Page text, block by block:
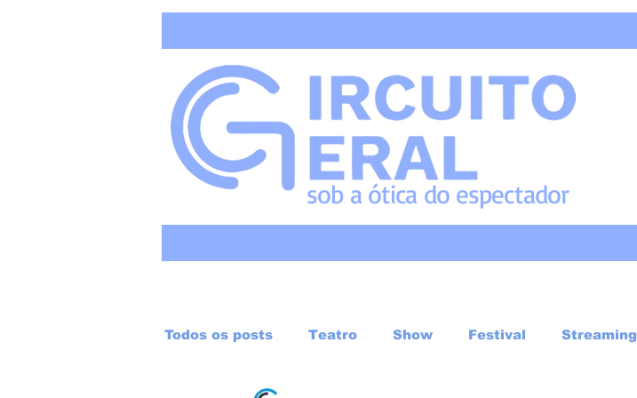
sob a ótica do espectador
Todos os posts Teatro Show Festival Streaming